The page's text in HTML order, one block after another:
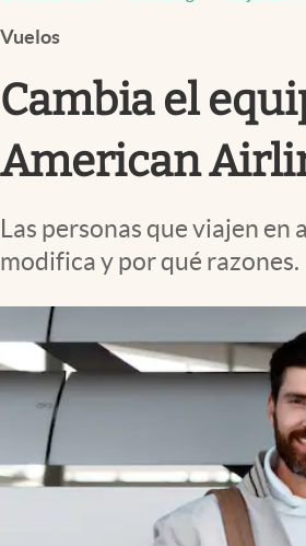
Streaming
PC y mobile
Vuelos
Cambia el
American
Las personas que viajen
modifica y por qué razones.